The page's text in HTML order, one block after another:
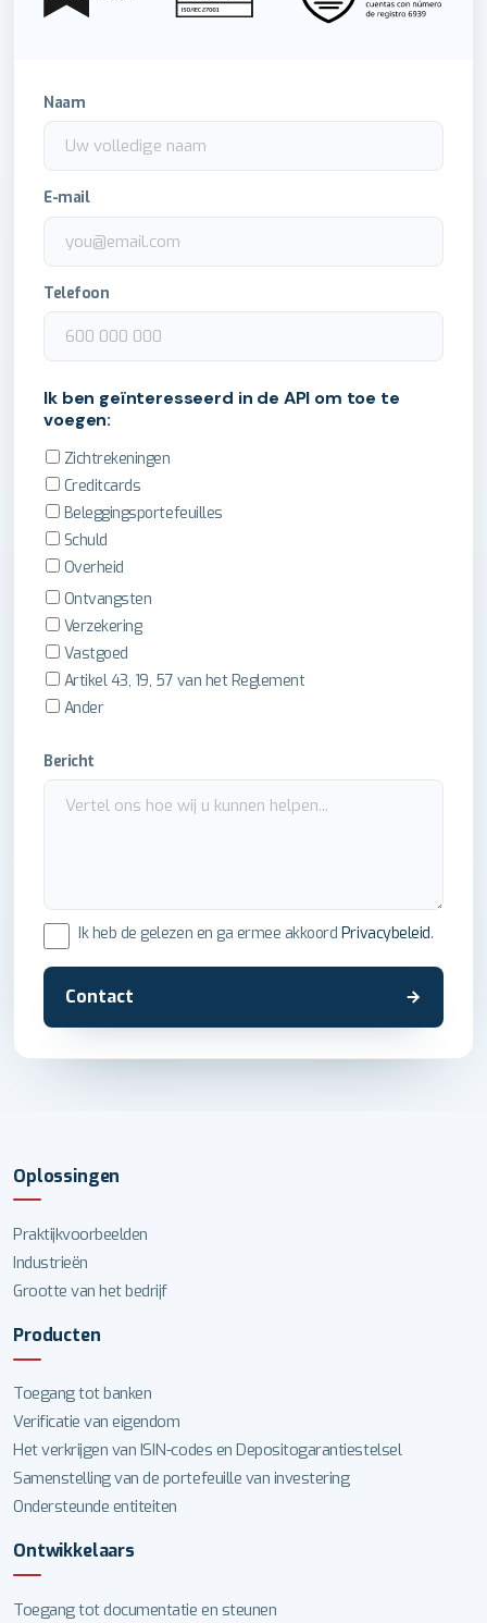
Naam
E-mail
Telefoon
Ik ben geïnteresseerd in de API om toe te
voegen:
Zichtrekeningen
Creditcards
Beleggingsportefeuilles
Schuld
Overheid
Ontvangsten
Verzekering
Vastgoed
Artikel 43, 19, 57 van het Reglement
Ander
Bericht
Ik heb de gelezen en ga ermee akkoord Privacybeleid.
Contact
Oplossingen
Praktijkvoorbeelden
Industrieën
Grootte van het bedrijf
Producten
Toegang tot banken
Verificatie van eigendom
Het verkrijgen van ISIN-codes en Depositogarantiestelsel
Samenstelling van de portefeuille van investering
Ondersteunde entiteiten
Ontwikkelaars
Toegang tot documentatie en steunen